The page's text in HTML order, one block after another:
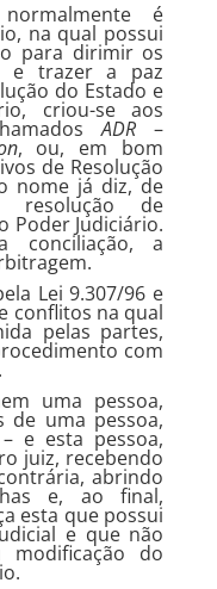
é
na qual possui
para dirimir os
e trazer a paz
do Estado e
criou-se aos
ADR –
, ou, em bom
de Resolução
nome já diz, de
resolução de
Poder Judiciário.
conciliação, a
Lei 9.307/96 e
conflitos na qual
pelas partes,
com
uma pessoa,
de uma pessoa,
e esta pessoa,
juiz, recebendo
abrindo
e, ao final,
esta que possui
e que não
do